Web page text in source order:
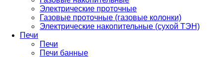
Электрические проточные
Газовые проточные (газовые колонки)
Электрические накопительные (сухой ТЭН)
Печи
Печи
Печи банные